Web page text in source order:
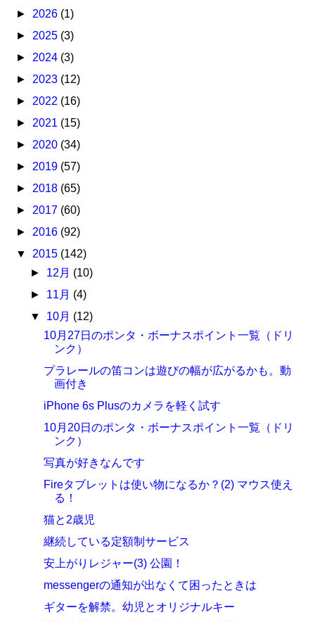
► 2026 (1)
► 2025 (3)
► 2024 (3)
► 2023 (12)
► 2022 (16)
► 2021 (15)
► 2020 (34)
► 2019 (57)
► 2018 (65)
► 2017 (60)
► 2016 (92)
▼ 2015 (142)
► 12月 (10)
► 11月 (4)
▼ 10月 (12)
10月27日のポンタ・ボーナスポイント一覧（ドリ
ンク）
プラレールの笛コンは遊びの幅が広がるかも。動
画付き
iPhone 6s Plusのカメラを軽く試す
10月20日のポンタ・ボーナスポイント一覧（ドリ
ンク）
写真が好きなんです
Fireタブレットは使い物になるか？(2) マウス使え
る！
猫と2歳児
継続している定額制サービス
安上がりレジャー(3) 公園！
messengerの通知が出なくて困ったときは
ギターを解禁。幼児とオリジナルキー